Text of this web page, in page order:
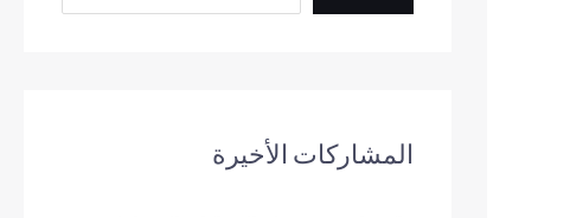
المشاركات الأخيرة